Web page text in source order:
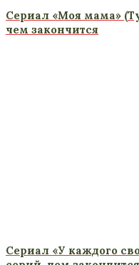
Сериал «Моя мама»
чем закончится
Сериал «У каждого